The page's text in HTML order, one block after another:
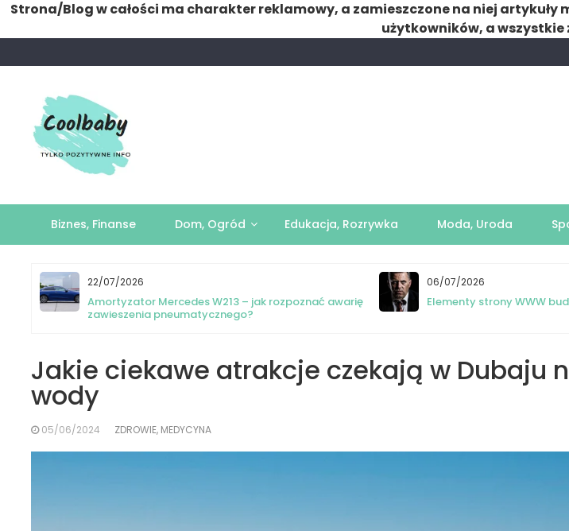
Strona/Blog w całości ma charakter reklamowy, a zamieszczone na niej
użytkowników, a wszystkie
to
Biznes, Finanse Dom, Ogród Edukacja, Rozrywka Moda, Uroda
22/07/2026
Amortyzator Mercedes W213 – jak rozpoznać awarię
zawieszenia pneumatycznego?
06/07/2026
Elementy strony WWW
Jakie ciekawe atrakcje czekają w Dubaju
wody
05/06/2024 ZDROWIE, MEDYCYNA